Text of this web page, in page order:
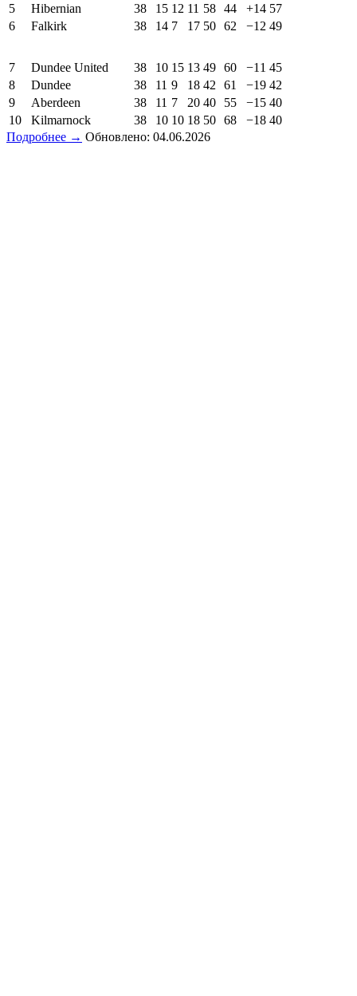
5
Hibernian 38 15 12 11 58 44 +14 57
6
Falkirk 38 14 7 17 50 62 −12 49
7 Dundee United 38 10 15 13 49 60 −11 45
8
Dundee 38 11 9 18 42 61 −19 42
9
Aberdeen 38 11 7 20 40 55 −15 40
10
Kilmarnock 38 10 10 18 50 68 −18 40
Подробнее → Обновлено: 04.06.2026